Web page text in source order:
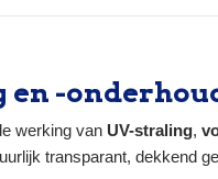
en -
werking van UV-straling,
transparant, dekkend